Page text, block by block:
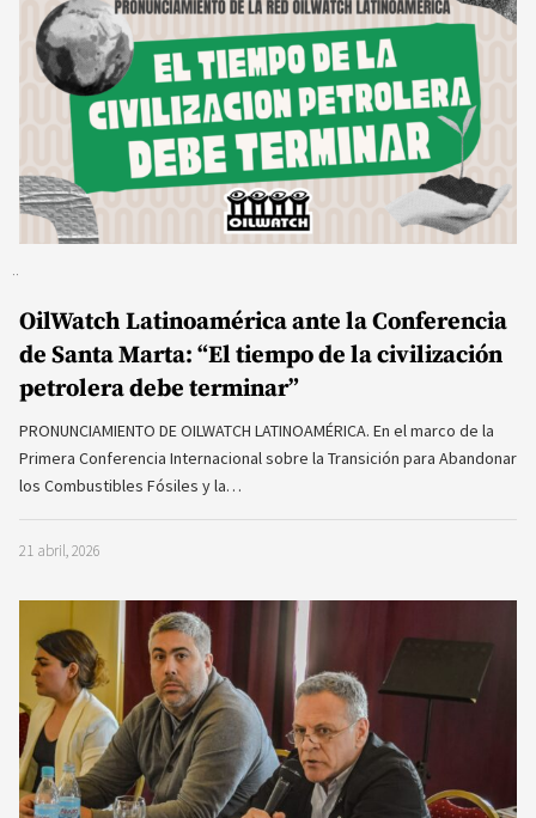
OilWatch Latinoamérica ante la Conferencia
de Santa Marta: “El tiempo de la civilización
petrolera debe terminar”
PRONUNCIAMIENTO DE OILWATCH LATINOAMÉRICA. En el marco de la
Primera Conferencia Internacional sobre la Transición para Abandonar
los Combustibles Fósiles y la…
21 abril, 2026